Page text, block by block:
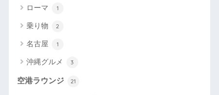
ローマ 1
乗り物 2
名古屋 1
沖縄グルメ 3
空港ラウンジ 21